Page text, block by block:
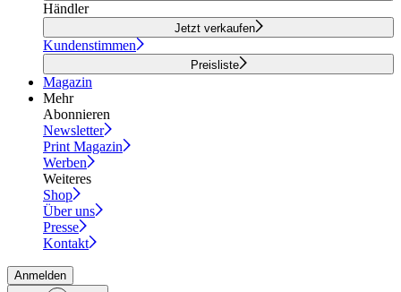
Händler
Jetzt verkaufen
Kundenstimmen
Preisliste
Magazin
Mehr
Abonnieren
Newsletter
Print Magazin
Werben
Weiteres
Shop
Über uns
Presse
Kontakt
Anmelden